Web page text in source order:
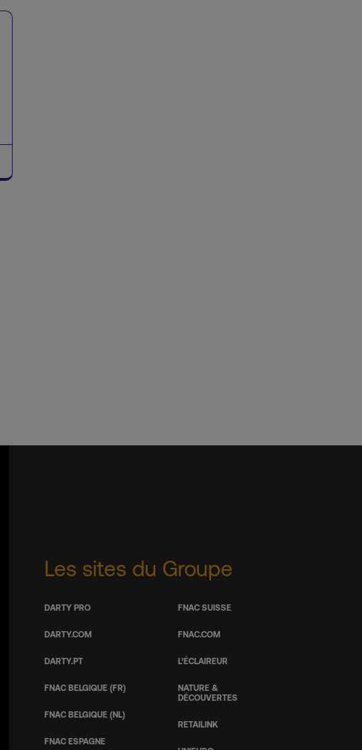
Les sites du Groupe
DARTY PRO
DARTY.COM
DARTY.PT
FNAC BELGIQUE (FR)
FNAC BELGIQUE (NL)
FNAC ESPAGNE
FNAC SUISSE
FNAC.COM
L’ÉCLAIREUR
NATURE &
DÉCOUVERTES
RETAILINK